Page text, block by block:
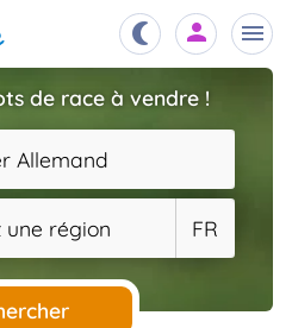
de race à vendre !
Allemand
une région FR